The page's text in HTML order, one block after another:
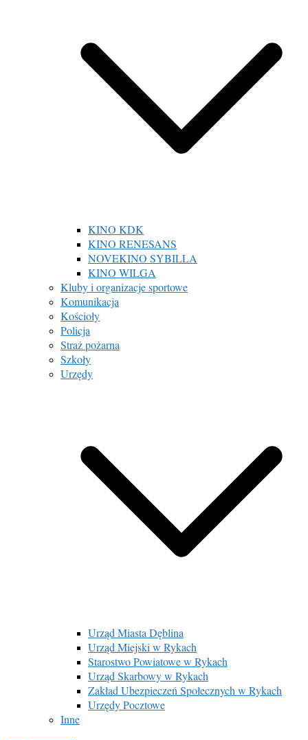
KINO KDK
KINO RENESANS
NOVEKINO SYBILLA
KINO WILGA
Kluby i organizacje sportowe
Komunikacja
Kościoły
Policja
Straż pożarna
Szkoły
Urzędy
Urząd Miasta Dęblina
Urząd Miejski w Rykach
Starostwo Powiatowe w Rykach
Urząd Skarbowy w Rykach
Zakład Ubezpieczeń Społecznych w Rykach
Urzędy Pocztowe
Inne